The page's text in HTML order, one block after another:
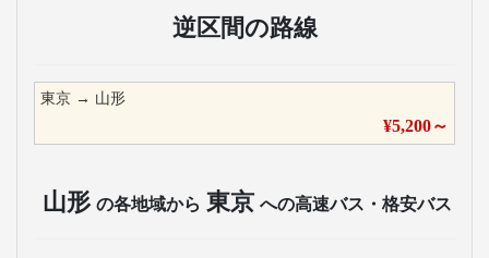
逆区間の路線
東京 → 山形
¥5,200～
山形 の各地域から 東京 への高速バス・格安バス